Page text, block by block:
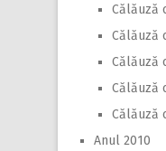
Călăuză
Călăuză
Călăuză
Călăuză
Călăuză
Anul 2010